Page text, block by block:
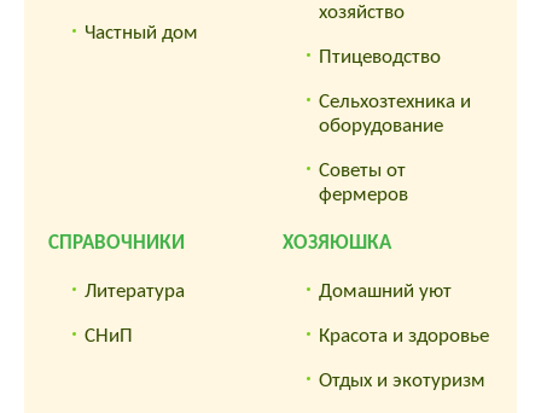
Частный дом
хозяйство
Птицеводство
Сельхозтехника и
оборудование
Советы от
фермеров
СПРАВОЧНИКИ
Литература
СНиП
ХОЗЯЮШКА
Домашний уют
Красота и здоровье
Отдых и экотуризм